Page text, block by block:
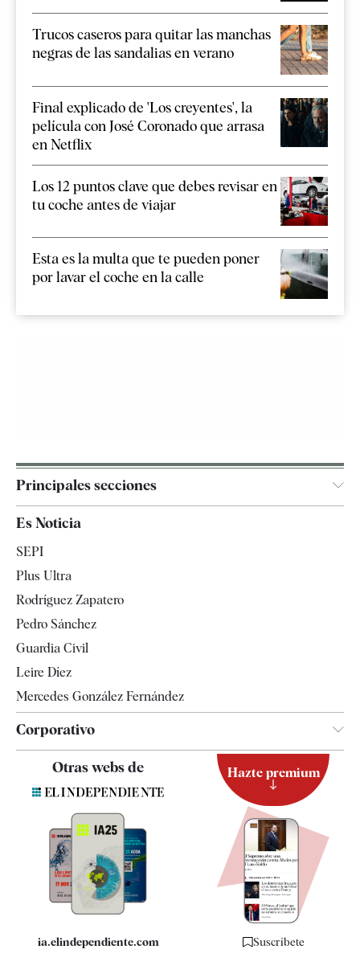
Trucos caseros para quitar las manchas
negras de las sandalias en verano
Final explicado de 'Los creyentes', la
película con José Coronado que arrasa
en Netflix
Los 12 puntos clave que debes revisar en
tu coche antes de viajar
Esta es la multa que te pueden poner
por lavar el coche en la calle
Principales secciones
España
Televisión
Es Noticia
SEPI
Plus Ultra
Rodríguez Zapatero
Pedro Sánchez
Guardia Civil
Leire Díez
Mercedes González Fernández
Corporativo
Contacto
Quiénes somos
Especificaciones
Otras webs de
ia.elindependiente.com
Hazte premium
Suscríbete